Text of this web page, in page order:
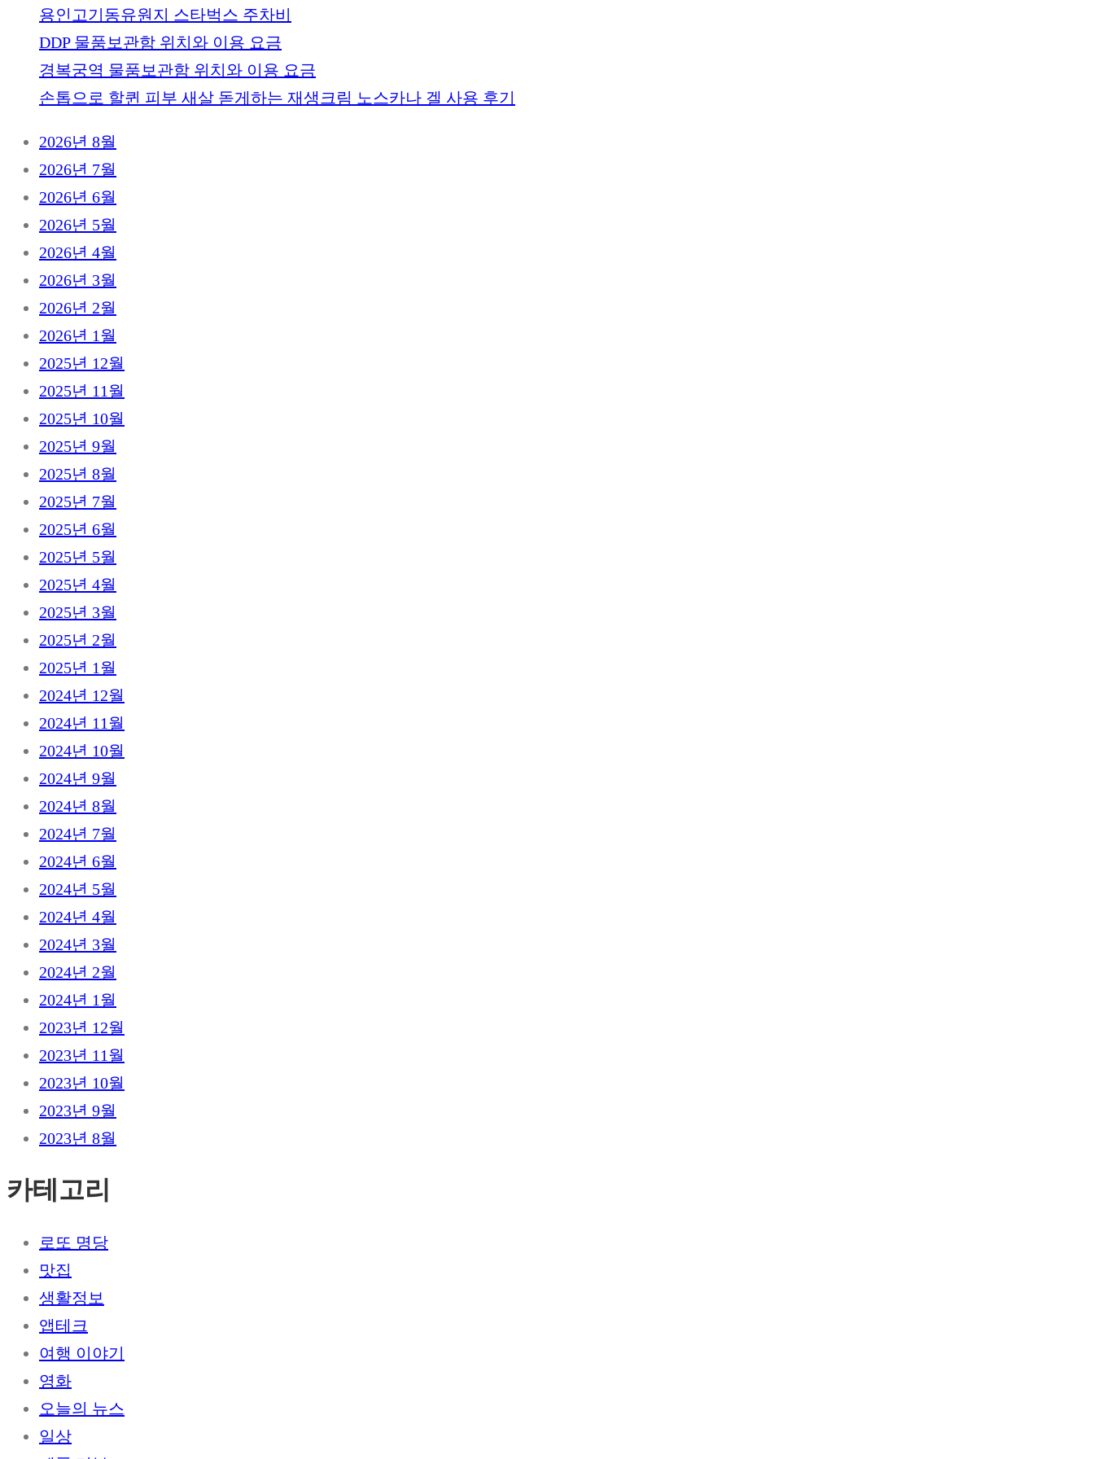
용인고기동유원지 스타벅스 주차비
DDP 물품보관함 위치와 이용 요금
경복궁역 물품보관함 위치와 이용 요금
손톱으로 할퀸 피부 새살 돋게하는 재생크림 노스카나 겔 사용 후기
2026년 8월
2026년 7월
2026년 6월
2026년 5월
2026년 4월
2026년 3월
2026년 2월
2026년 1월
2025년 12월
2025년 11월
2025년 10월
2025년 9월
2025년 8월
2025년 7월
2025년 6월
2025년 5월
2025년 4월
2025년 3월
2025년 2월
2025년 1월
2024년 12월
2024년 11월
2024년 10월
2024년 9월
2024년 8월
2024년 7월
2024년 6월
2024년 5월
2024년 4월
2024년 3월
2024년 2월
2024년 1월
2023년 12월
2023년 11월
2023년 10월
2023년 9월
2023년 8월
카테고리
로또 명당
맛집
생활정보
앱테크
여행 이야기
영화
오늘의 뉴스
일상